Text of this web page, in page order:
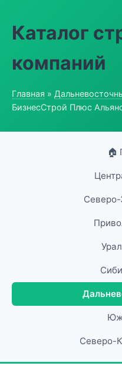
Каталог
компаний
Главная »
БизнесСтрой Плюс
🏠
Северо-